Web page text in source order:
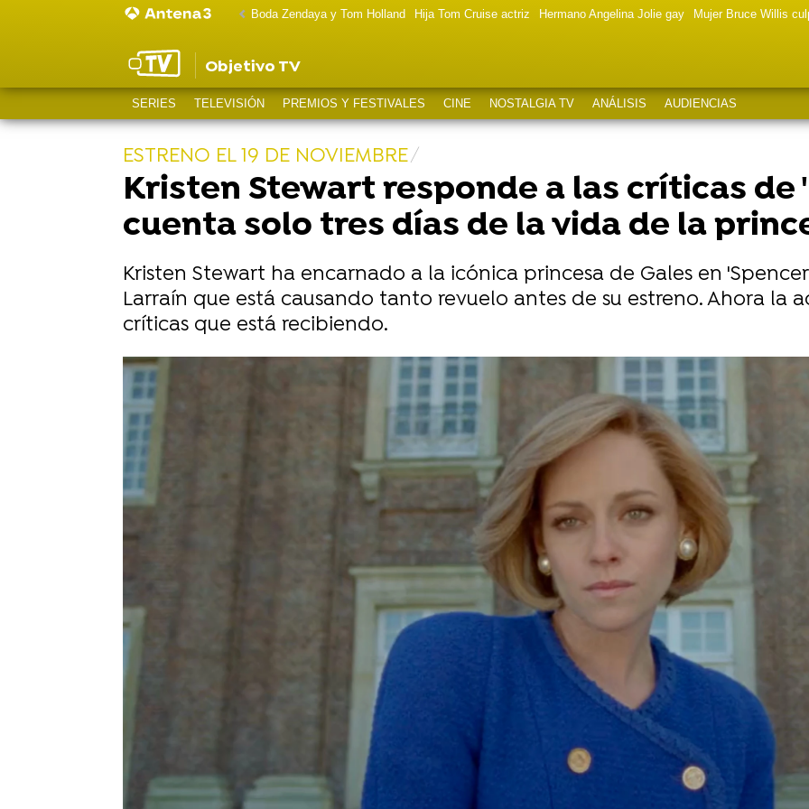
Boda Zendaya y Tom Holland Hija Tom Cruise actriz Hermano Angelina Jolie gay Mujer Bruce Willis
Objetivo TV
SERIES TELEVISIÓN PREMIOS Y FESTIVALES CINE NOSTALGIA TV ANÁLISIS AUDIENCIAS
ESTRENO EL 19 DE NOVIEMBRE
Kristen Stewart responde a las críticas de
cuenta solo tres días de la vida de la
Kristen Stewart ha encarnado a la icónica princesa de Gales en
Larraín que está causando tanto revuelo antes de su estreno. Ahora la
críticas que está recibiendo.
27 de octubre de 2021, 16:42
WhatsappFacebook
X
Kristen Stewart
responde a la
Desde que su carrera se catapultara con
'Crepúsculo',
ha tenido una carrera
de lo más impredecible